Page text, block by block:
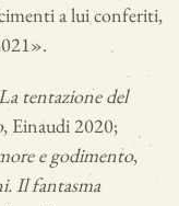
a lui conferiti,
tentazione del
, Einaudi 2020;
e godimento,
Il fantasma